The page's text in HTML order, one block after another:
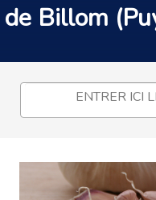
de Billom